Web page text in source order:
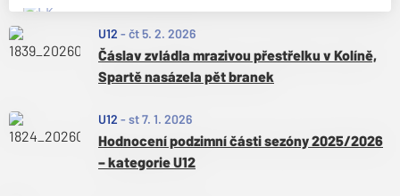
U12 - čt 5. 2. 2026
Čáslav zvládla mrazivou přestřelku v Kolíně,
Spartě nasázela pět branek
U12 - st 7. 1. 2026
Hodnocení podzimní části sezóny 2025/2026
– kategorie U12